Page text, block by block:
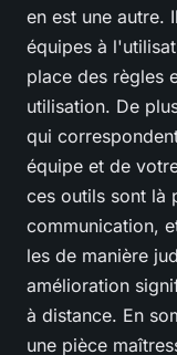
en est une autre.
équipes à
place des règles
utilisation. De
qui
équipe et de
ces outils sont là
communication,
les de manière
amélioration
à distance. En
une pièce